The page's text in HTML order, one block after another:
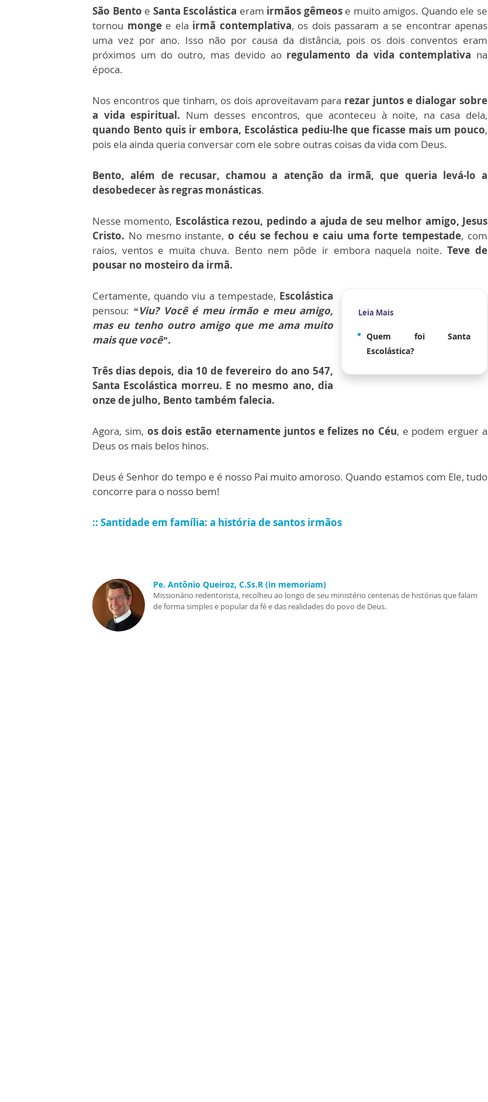
São Bento e Santa Escolástica eram irmãos gêmeose muito amigos. Quando ele se
tornou mongee ela irmã contemplativa, os dois passaram a se encontrar apenas
uma vez por ano. Isso não por causa da distância, pois os dois conventos eram
próximos um do outro, mas devido ao regulamento da vida contemplativa na
época.
Nos encontros que tinham, os dois aproveitavam para rezar juntos e dialogar sobre
a vida espiritual. Num desses encontros, que aconteceu à noite, na casa dela,
quando Bento quis ir embora, Escolástica pediu-lhe que ficasse mais um pouco,
pois ela ainda queria conversar com ele sobre outras coisas da vida com Deus.
Bento, além de recusar, chamou a atenção da irmã, que queria levá-lo a
desobedecer às regras monásticas.
Nesse momento, Escolástica rezou, pedindo a ajuda de seu melhor amigo, Jesus
Cristo. No mesmo instante, o céu se fechou e caiu uma forte tempestade, com
raios, ventos e muita chuva. Bento nem pôde ir embora naquela noite.Teve de
pousar no mosteiro da irmã.
Leia Mais
Quem foi Santa
Escolástica?
Certamente, quando viu a tempestade, Escolástica
pensou: “Viu? Você é meu irmão e meu amigo,
mas eu tenho outro amigo que me ama muito
mais que você”.
Três dias depois, dia 10 de fevereiro do ano 547,
Santa Escolástica morreu. E no mesmo ano, dia
onze de julho, Bento também falecia.
Agora, sim, os dois estão eternamente juntos e felizes no Céu, e podem erguer a
Deus os mais belos hinos.
Deus é Senhor do tempo e é nosso Pai muito amoroso. Quando estamos com Ele, tudo
concorre para o nosso bem!
:: Santidade em família: a história de santos irmãos
Pe. Antônio Queiroz, C.Ss.R (in memoriam)
Missionário redentorista, recolheu ao longo de seu ministério centenas de histórias que falam
de forma simples e popular da fé e das realidades do povo de Deus.